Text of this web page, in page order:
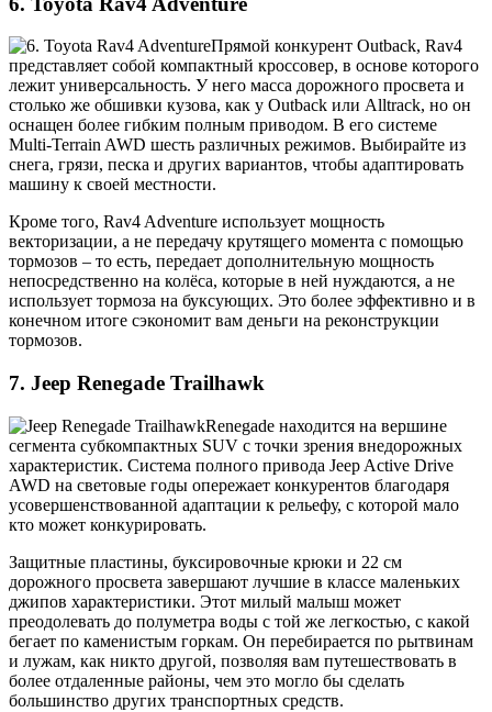
Прямой конкурент Outback, Rav4
представляет собой компактный кроссовер, в основе которого
лежит универсальность. У него масса дорожного просвета и
столько же обшивки кузова, как у Outback или Alltrack, но он
оснащен более гибким полным приводом. В его системе
Multi-Terrain AWD шесть различных режимов. Выбирайте из
снега, грязи, песка и других вариантов, чтобы адаптировать
машину к своей местности.
Кроме того, Rav4 Adventure использует мощность
векторизации, а не передачу крутящего момента с помощью
тормозов – то есть, передает дополнительную мощность
непосредственно на колёса, которые в ней нуждаются, а не
использует тормоза на буксующих. Это более эффективно и в
конечном итоге сэкономит вам деньги на реконструкции
тормозов.
7. Jeep Renegade Trailhawk
Renegade находится на вершине
сегмента субкомпактных SUV с точки зрения внедорожных
характеристик. Система полного привода Jeep Active Drive
AWD на световые годы опережает конкурентов благодаря
усовершенствованной адаптации к рельефу, с которой мало
кто может конкурировать.
Защитные пластины, буксировочные крюки и 22 см
дорожного просвета завершают лучшие в классе маленьких
джипов характеристики. Этот милый малыш может
преодолевать до полуметра воды с той же легкостью, с какой
бегает по каменистым горкам. Он перебирается по рытвинам
и лужам, как никто другой, позволяя вам путешествовать в
более отдаленные районы, чем это могло бы сделать
большинство других транспортных средств.